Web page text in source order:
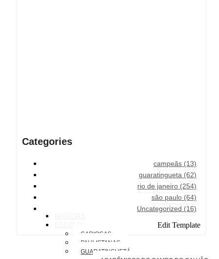
Categories
campeãs (13)
guaratingueta (62)
rio de janeiro (254)
são paulo (64)
Uncategorized (16)
Edit Template
CARIOCAS
PAULISTANAS
GUARATINGUETÁ